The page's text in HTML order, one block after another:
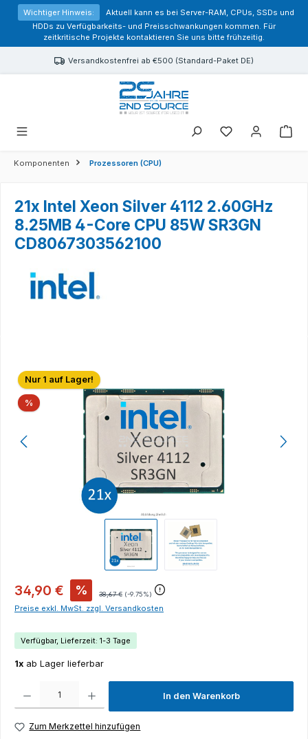
springen
Wichtiger Hinweis:
Aktuell kann es bei Server-RAM, CPUs, SSDs und
HDDs zu Verfügbarkeits- und Preisschwankungen kommen. Für
zeitkritische Projekte kontaktieren Sie uns bitte frühzeitig.
Versandkostenfrei ab €500 (Standard-Paket DE)
Sie haben 0
Komponenten Prozessoren (CPU)
21x Intel Xeon Silver 4112 2.60GHz
8.25MB 4-Core CPU 85W SR3GN
CD8067303562100
Bildergalerie überspringen
Nur 1 auf Lager!
% Rabatt
34,90 € % 38,67 € (-9.75%)
Preise exkl. MwSt. zzgl. Versandkosten
Verfügbar, Lieferzeit: 1-3 Tage
1x ab Lager lieferbar
In den Warenkorb
Zum Merkzettel hinzufügen